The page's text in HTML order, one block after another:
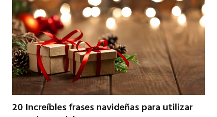
20 Increíbles frases navideñas para utilizar